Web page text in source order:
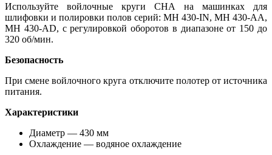
Используйте войлочные круги CHA на машинках для
шлифовки и полировки полов серий: MH 430-IN, MH 430-AA,
MH 430-AD, с регулировкой оборотов в диапазоне от 150 до
320 об/мин.
Безопасность
При смене войлочного круга отключите полотер от источника
питания.
Характеристики
Диаметр — 430 мм
Охлаждение — водяное охлаждение